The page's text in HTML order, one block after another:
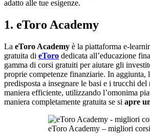
adatto alle tue esigenze.
1. eToro Academy
La eToro Academy è la piattaforma e-
gratuita di eToro dedicata all’educazione
gamma di corsi gratuiti per aiutare gli
proprie competenze finanziarie. In aggiunta,
predisposta a insegnare le basi e i trucchi
maniera efficiente, utilizzando l’omonima
maniera completamente gratuita se si apre
eToro Academy – migliori